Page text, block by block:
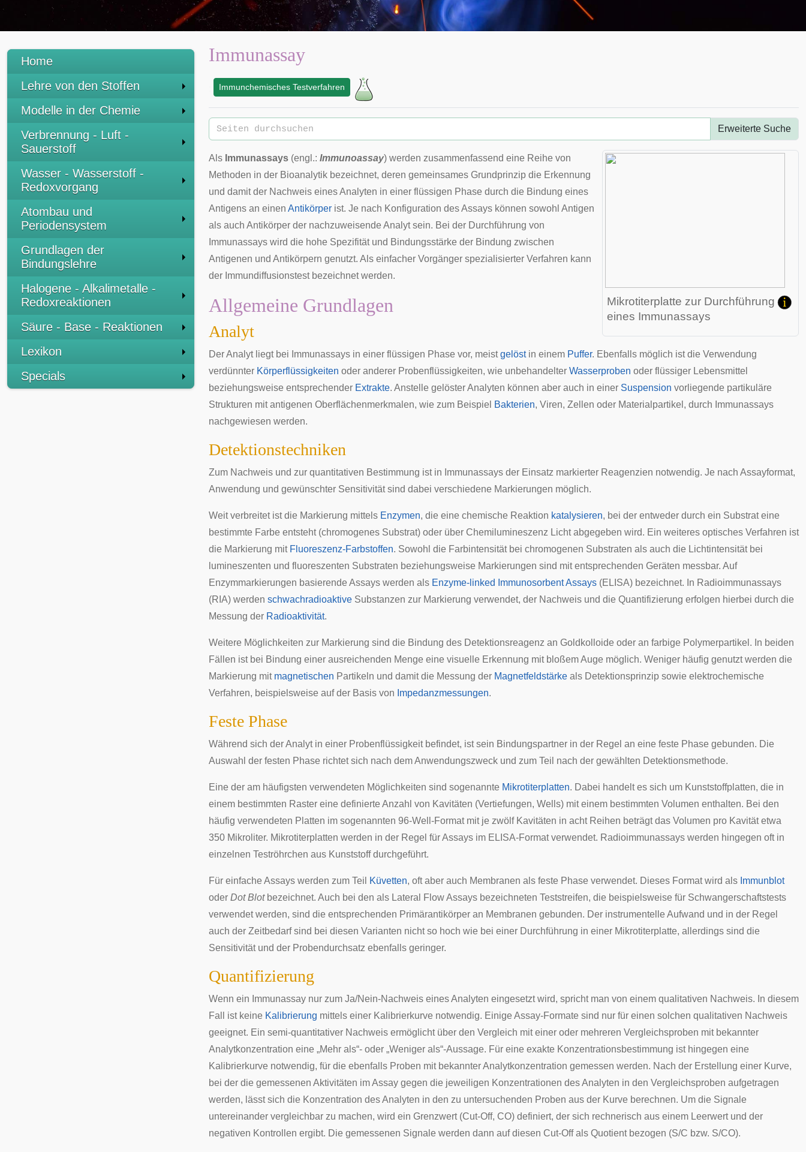
Home
Lehre von den Stoffen
Modelle in der Chemie
Verbrennung - Luft -
Sauerstoff
Wasser - Wasserstoff -
Redoxvorgang
Atombau und
Periodensystem
Grundlagen der
Bindungslehre
Halogene - Alkalimetalle -
Redoxreaktionen
Säure - Base - Reaktionen
Lexikon
Specials
Immunassay
Immunchemisches Testverfahren
Erweiterte Suche
Mikrotiterplatte zur Durchführung
eines Immunassays
Als Immunassays (engl.: Immunoassay) werden zusammenfassend eine Reihe von
Methoden in der Bioanalytik bezeichnet, deren gemeinsames Grundprinzip die Erkennung
und damit der Nachweis einesAnalyten in einer flüssigen Phase durch die Bindung eines
Antigens an einen Antikörper ist. Je nach Konfiguration des Assays können sowohl Antigen
als auch Antikörper der nachzuweisende Analyt sein. Bei der Durchführung von
Immunassays wird die hohe Spezifitätund Bindungsstärke der Bindung zwischen
Antigenen und Antikörpern genutzt. Als einfacher Vorgänger spezialisierter Verfahren kann
der Immundiffusionstestbezeichnet werden.
Allgemeine Grundlagen
Analyt
Der Analyt liegt bei Immunassays in einer flüssigen Phase vor, meistgelöstin einem Puffer. Ebenfalls möglich ist die Verwendung
verdünnter Körperflüssigkeiten oder anderer Probenflüssigkeiten, wie unbehandelter Wasserproben oder flüssiger Lebensmittel
beziehungsweise entsprechender Extrakte. Anstelle gelöster Analyten können aber auch in einer Suspension vorliegende partikuläre
Strukturen mit antigenen Oberflächenmerkmalen, wie zum Beispiel
Bakterien, Viren, Zellen oder Materialpartikel, durch Immunassays
nachgewiesen werden.
Detektionstechniken
Zum Nachweis und zur quantitativen Bestimmung ist in Immunassays der Einsatz markierter Reagenzien notwendig. Je nach Assayformat,
Anwendung und gewünschter Sensitivität sind dabei verschiedene Markierungen möglich.
Weit verbreitet ist die Markierung mittels Enzymen, die eine chemische Reaktion katalysieren, bei der entweder durch ein Substrat eine
bestimmte Farbe entsteht (chromogenes Substrat) oder über Chemilumineszenz Licht abgegeben wird. Ein weiteres optisches Verfahren ist
die Markierung mit Fluoreszenz-Farbstoffen. Sowohl die Farbintensität bei chromogenen Substraten als auch die Lichtintensität bei
lumineszenten und fluoreszenten Substraten beziehungsweise Markierungen sind mit entsprechenden Geräten messbar. Auf
Enzymmarkierungen basierende Assays werden als Enzyme-linked Immunosorbent Assays (ELISA) bezeichnet. In Radioimmunassays
(RIA) werden schwachradioaktive Substanzen zur Markierung verwendet, der Nachweis und die Quantifizierung erfolgen hierbei durch die
Messung der Radioaktivität.
Weitere Möglichkeiten zur Markierung sind die Bindung des Detektionsreagenz an Goldkolloide oder an farbige Polymerpartikel. In beiden
Fällen ist bei Bindung einer ausreichenden Menge eine visuelle Erkennung mit bloßem Auge möglich. Weniger häufig genutzt werden die
Markierung mit magnetischen Partikeln und damit die Messung der Magnetfeldstärke als Detektionsprinzip sowie elektrochemische
Verfahren, beispielsweise auf der Basis von Impedanzmessungen.
Feste Phase
Während sich der Analyt in einer Probenflüssigkeit befindet, ist sein Bindungspartner in der Regel an eine feste Phase gebunden. Die
Auswahl der festen Phase richtet sich nach dem Anwendungszweck und zum Teil nach der gewählten Detektionsmethode.
Eine der am häufigsten verwendeten Möglichkeiten sind sogenannte Mikrotiterplatten. Dabei handelt es sich um Kunststoffplatten, die in
einem bestimmten Raster eine definierte Anzahl von Kavitäten (Vertiefungen, Wells) mit einem bestimmten Volumen enthalten. Bei den
häufig verwendeten Platten im sogenannten 96-Well-Format mit je zwölf Kavitäten in acht Reihen beträgt das Volumen pro Kavität etwa
350 Mikroliter. Mikrotiterplatten werden in der Regel für Assays im ELISA-Format verwendet. Radioimmunassays werden hingegen oft in
einzelnen Teströhrchen aus Kunststoff durchgeführt.
Für einfache Assays werden zum Teil Küvetten, oft aber auch Membranen als feste Phase verwendet. Dieses Format wird als Immunblot
oder Dot Blotbezeichnet. Auch bei den als Lateral Flow Assays bezeichneten Teststreifen, die beispielsweise für Schwangerschaftstests
verwendet werden, sind die entsprechenden Primärantikörper an Membranen gebunden. Der instrumentelle Aufwand und in der Regel
auch der Zeitbedarf sind bei diesen Varianten nicht so hoch wie bei einer Durchführung in einer Mikrotiterplatte, allerdings sind die
Sensitivität und der Probendurchsatz ebenfalls geringer.
Quantifizierung
Wenn ein Immunassay nur zum Ja/Nein-Nachweis eines Analyten eingesetzt wird, spricht man von einem qualitativen Nachweis. In diesem
Fall ist keine Kalibrierung mittels einer Kalibrierkurve notwendig. Einige Assay-Formate sind nur für einen solchen qualitativen Nachweis
geeignet. Ein semi-quantitativer Nachweis ermöglicht über den Vergleich mit einer oder mehreren Vergleichsproben mit bekannter
Analytkonzentration eine „Mehr als“- oder „Weniger als“-Aussage. Für eine exakte Konzentrationsbestimmung ist hingegen eine
Kalibrierkurve notwendig, für die ebenfalls Proben mit bekannter Analytkonzentration gemessen werden. Nach der Erstellung einer Kurve,
bei der die gemessenen Aktivitäten im Assay gegen die jeweiligen Konzentrationen des Analyten in den Vergleichsproben aufgetragen
werden, lässt sich die Konzentration des Analyten in den zu untersuchenden Proben aus der Kurve berechnen. Um die Signale
untereinander vergleichbar zu machen, wird ein Grenzwert (Cut-Off, CO) definiert, der sich rechnerisch aus einem Leerwert und der
negativen Kontrollen ergibt. Die gemessenen Signale werden dann auf diesen Cut-Off als Quotient bezogen (S/C bzw. S/CO).